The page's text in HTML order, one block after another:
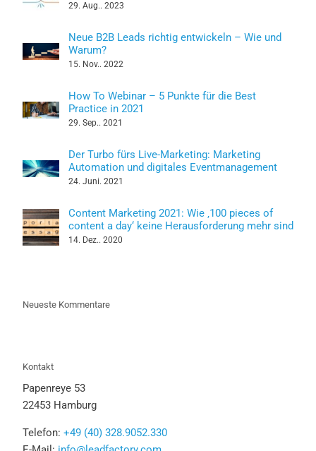
29. Aug.. 2023
Neue B2B Leads richtig entwickeln – Wie und
Warum?
15. Nov.. 2022
How To Webinar – 5 Punkte für die Best
Practice in 2021
29. Sep.. 2021
Der Turbo fürs Live-Marketing: Marketing
Automation und digitales Eventmanagement
24. Juni. 2021
Content Marketing 2021: Wie ‚100 pieces of
content a day‘ keine Herausforderung mehr sind
14. Dez.. 2020
Neueste Kommentare
Kontakt
Papenreye 53
22453 Hamburg
Telefon: +49 (40) 328.9052.330